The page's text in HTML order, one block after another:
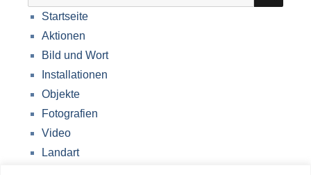
nach:
Startseite
Aktionen
Bild und Wort
Installationen
Objekte
Fotografien
Video
Landart